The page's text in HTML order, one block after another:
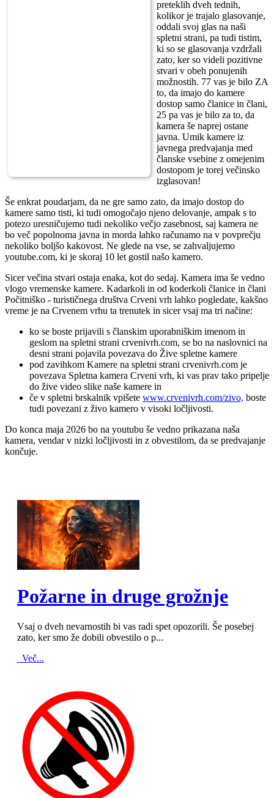
preteklih dveh tednih,
kolikor je trajalo glasovanje,
oddali svoj glas na naši
spletni strani, pa tudi tistim,
ki so se glasovanja vzdržali
zato, ker so videli pozitivne
stvari v obeh ponujenih
možnostih. 77 vas je bilo ZA
to, da imajo do kamere
dostop samo članice in člani,
25 pa vas je bilo za to, da
kamera še naprej ostane
javna. Umik kamere iz
javnega predvajanja med
članske vsebine z omejenim
dostopom je torej večinsko
izglasovan!
Še enkrat poudarjam, da ne gre samo zato, da imajo dostop do
kamere samo tisti, ki tudi omogočajo njeno delovanje, ampak s to
potezo uresničujemo tudi nekoliko večjo zasebnost, saj kamera ne
bo več popolnoma javna in morda lahko računamo na v povprečju
nekoliko boljšo kakovost. Ne glede na vse, se zahvaljujemo
youtube.com, ki je skoraj 10 let gostil našo kamero.
Sicer večina stvari ostaja enaka, kot do sedaj. Kamera ima še vedno
vlogo vremenske kamere. Kadarkoli in od koderkoli članice in člani
Počitniško - turističnega društva Crveni vrh lahko pogledate, kakšno
vreme je na Crvenem vrhu ta trenutek in sicer vsaj ma tri načine:
ko se boste prijavili s članskim uporabniškim imenom in
geslom na spletni strani crvenivrh.com, se bo na naslovnici na
desni strani pojavila povezava do Žive spletne kamere
pod zavihkom Kamere na spletni strani crvenivrh.com je
povezava Spletna kamera Crveni vrh, ki vas prav tako pripelje
do žive video slike naše kamere in
če v spletni brskalnik vpišete www.crvenivrh.com/zivo, boste
tudi povezani z živo kamero v visoki ločljivosti.
Do konca maja 2026 bo na youtubu še vedno prikazana naša
kamera, vendar v nizki ločljivosti in z obvestilom, da se predvajanje
končuje.
Požarne in druge grožnje
Vsaj o dveh nevarnostih bi vas radi spet opozorili. Še posebej
zato, ker smo že dobili obvestilo o p...
Več...